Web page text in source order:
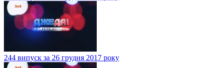
244 випуск за 26 грудня 2017 року